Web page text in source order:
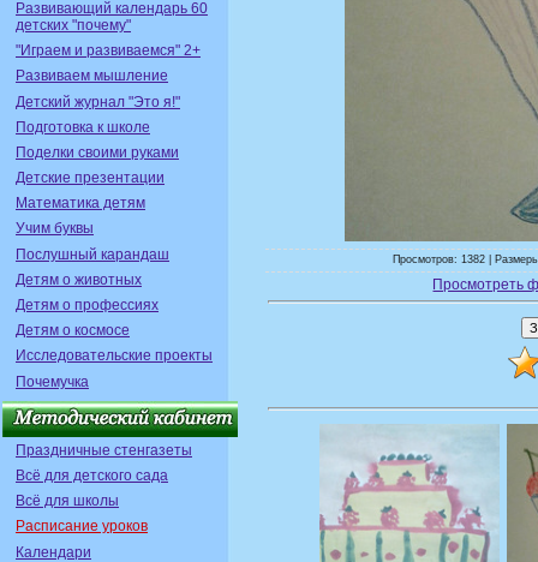
Развивающий календарь 60
детских "почему"
"Играем и развиваемся" 2+
Развиваем мышление
Детский журнал "Это я!"
Подготовка к школе
Поделки своими руками
Детские презентации
Математика детям
Учим буквы
Послушный карандаш
Детям о животных
Детям о профессиях
Детям о космосе
Исследовательские проекты
Почемучка
Праздничные стенгазеты
Всё для детского сада
Всё для школы
Расписание уроков
Календари
Просмотров: 1382 |
Просмотреть